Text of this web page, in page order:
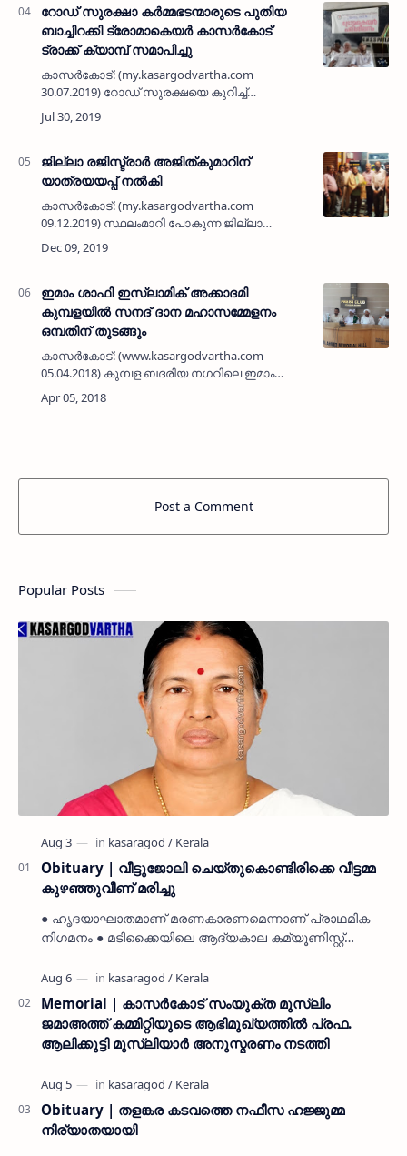
റോഡ് സുരക്ഷാ കര്‍മ്മഭടന്മാരുടെ പുതിയ
ബാച്ചിറക്കി ട്രോമാകെയര്‍ കാസര്‍കോട്
ട്രാക്ക് ക്യാമ്പ് സമാപിച്ചു
കാസര്‍കോട്: (my.kasargodvartha.com
30.07.2019) റോഡ് സുരക്ഷയെ കുറിച്ച്
അവബോധം ഉണ്ടാക്കിയും
അപകടങ്ങളില്‍പെടുന്നവരെ രക്ഷിക്കാന്‍
പരിശീല…
ജില്ലാ രജിസ്ട്രാര്‍ അജിത്കുമാറിന്
യാത്രയയപ്പ് നല്‍കി
കാസര്‍കോട്: (my.kasargodvartha.com
09.12.2019) സ്ഥലംമാറി പോകുന്ന ജില്ലാ
രജിസ്ട്രാര്‍ അജിത്കുമാറിന് കാസനോവ
കാസര്‍കോട് യാത്രയയപ്പ് നല്‍കി.
പ്രവര്‍ത്തകനായിരുന്നു. പ്ര…
ഇമാം ശാഫി ഇസ്ലാമിക് അക്കാദമി
കുമ്പളയില്‍ സനദ് ദാന മഹാസമ്മേളനം
ഒമ്പതിന് തുടങ്ങും
കാസര്‍കോട്: (www.kasargodvartha.com
05.04.2018) കുമ്പള ബദരിയ നഗറിലെ ഇമാം
ശാഫി ഇസ്ലാമിക് അക്കാദമിയുടെ പത്താം
വാര്‍ഷികവും ഒന്നാം സനദ്ദാന മഹാസമ്മേളനവും
Post a Comment
Popular Posts
Obituary | വീട്ടുജോലി ചെയ്തുകൊണ്ടിരിക്കെ വീട്ടമ്മ
കുഴഞ്ഞുവീണ് മരിച്ചു
● ഹൃദയാഘാതമാണ് മരണകാരണമെന്നാണ് പ്രാഥമിക
നിഗമനം ● മടിക്കൈയിലെ ആദ്യകാല കമ്യൂണിസ്റ്റ്
മകളാണ് ● വിവരമറിഞ്ഞ് ജനപ്ര…
Memorial | കാസർകോട് സംയുക്ത മുസ്ലിം
ജമാഅത്ത് കമ്മിറ്റിയുടെ ആഭിമുഖ്യത്തിൽ പ്രഫ.
ആലിക്കുട്ടി മുസ്ലിയാർ അനുസ്മരണം നടത്തി
Obituary | തളങ്കര കടവത്തെ നഫീസ ഹജ്ജുമ്മ
നിര്യാതയായി